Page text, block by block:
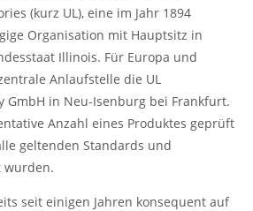
(kurz UL), eine im Jahr 1894
Organisation mit Hauptsitz in
Illinois. Für Europa und
Anlaufstelle die UL
GmbH in Neu-Isenburg bei Frankfurt.
Anzahl eines Produktes geprüft
geltenden Standards und
seit einigen Jahren konsequent auf